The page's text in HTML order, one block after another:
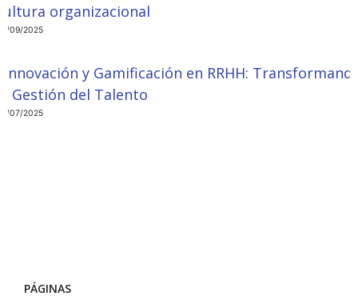
organizacional
09/2025
Innovación y Gamificación en RRHH:
Gestión del Talento
07/2025
PÁGINAS